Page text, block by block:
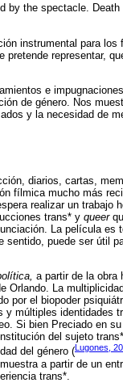
by the spectacle.
instrumental para
representar,
e
de género. Nos
y la necesidad de
diarios, cartas,
fílmica mucho más
realizar un trabajo
trans* y queer
La película
puede ser útil
a partir de la obra
Orlando. La
por el biopoder
múltiples identidades
Si bien Preciado en
del sujeto
del género (Lugones,
a partir de un
trans*.